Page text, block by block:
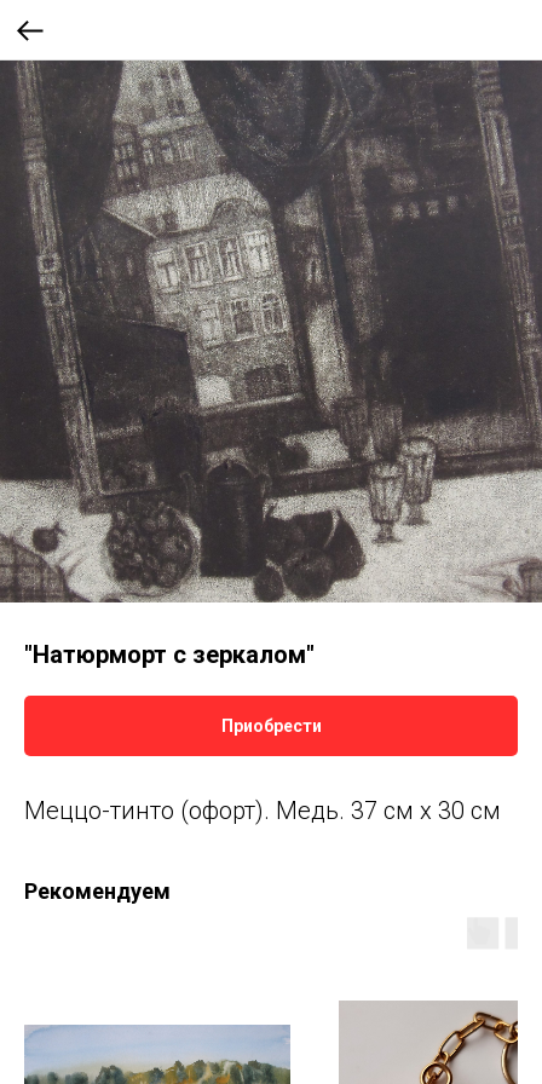
"Натюрморт с зеркалом"
Приобрести
Меццо-тинто (офорт). Медь. 37 см х 30 см
Рекомендуем